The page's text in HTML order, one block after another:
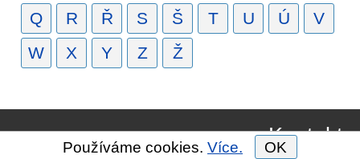
Q
R Ř S Š T U Ú
V
W
X Y Z Ž
Kontakt
Používáme cookies. Více. OK